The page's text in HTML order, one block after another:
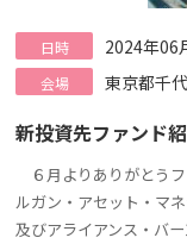
日時 2024年06
会場 東京都千
新投資先ファンド
６月よりありがとう
ルガン・アセット・マ
及びアライアンス・バ